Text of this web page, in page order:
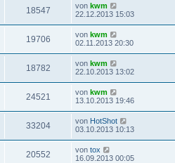
18547 von kwm
22.12.2013 15:03
19706 von kwm
02.11.2013 20:30
18782 von kwm
22.10.2013 13:02
24521 von kwm
13.10.2013 19:46
33204 von HotShot
03.10.2013 10:13
20552 von tox
16.09.2013 00:05